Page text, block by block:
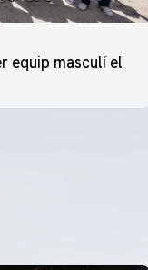
equip masculí el